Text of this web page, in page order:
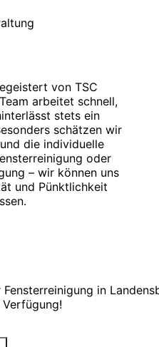
von TSC
arbeitet schnell,
stets ein
schätzen wir
die individuelle
oder
– wir können uns
und Pünktlichkeit
Fensterreinigung in